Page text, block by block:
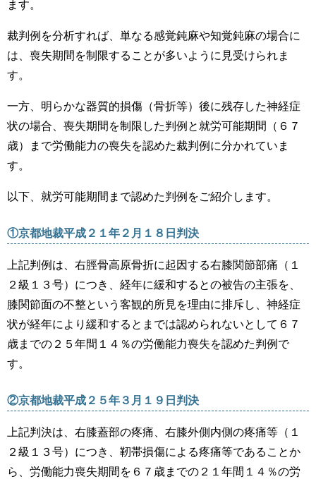
ます。
裁判例を分析すれば、単なる感覚鈍麻や知覚鈍麻の場合に
は、喪失期間を制限することが多いように見受けられま
す。
一方、明らかな器質的損傷（骨折等）後に残存した神経症
状の場合、喪失期間を制限した判例と就労可能期間（６７
歳）まで労働能力の喪失を認めた裁判例に分かれていま
す。
以下、就労可能期間まで認めた判例をご紹介します。
①京都地裁平成２１年２月１８日判決
上記判例は、右脛骨高原骨折に起因する右膝関節部痛（１
２級１３号）につき、経年に緩和するとの被告の主張を、
膝関節面の不整という客観的所見を理由に排斥し、神経症
状が経年により緩和するとまでは認められないとして６７
歳までの２５年間１４％の労働能力喪失を認めた判例で
す。
②京都地裁平成２５年３月１９日判決
上記判決は、右膝蓋部の疼痛、右膝外側内側の疼痛等（１
２級１３号）につき、靭帯損傷による疼痛等であることか
ら、労働能力喪失期間を６７歳までの２１年間１４％の労